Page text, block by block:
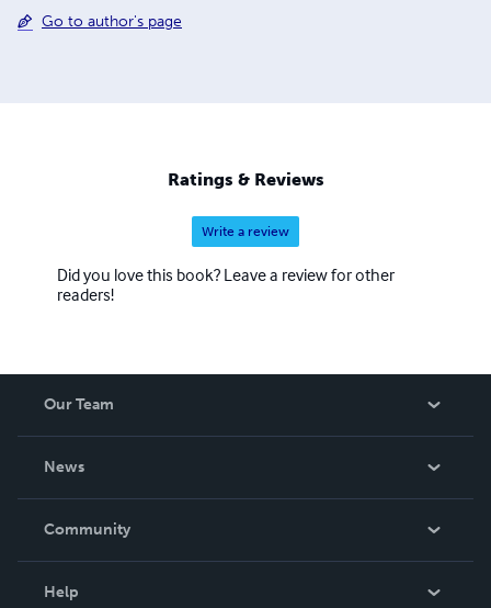
Go to author's page
Ratings & Reviews
Write a review
Did you love this book? Leave a review for other
readers!
Our Team
News
In The News
Community
Help